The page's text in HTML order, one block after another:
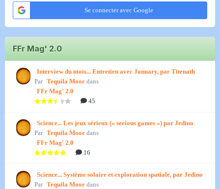
Se connecter avec Google
FFr Mag' 2.0
Interview du mois... Entretien avec January, par Titenath
Par Tequila Moor dans
FFr Mag' 2.0
45
Science... Les jeux sérieux (« serious games ») par Jedino
Par Tequila Moor dans
FFr Mag' 2.0
16
Science... Système solaire et exploration spatiale, par Jedino
Par Tequila Moor dans